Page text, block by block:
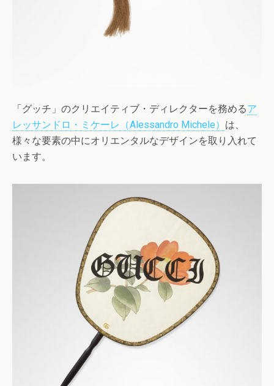
「グッチ」のクリエイティブ・ディレクターを務めるア
レッサンドロ・ミケーレ（Alessandro Michele） は、
様々な要素の中にオリエンタルなデザインを取り入れて
います。